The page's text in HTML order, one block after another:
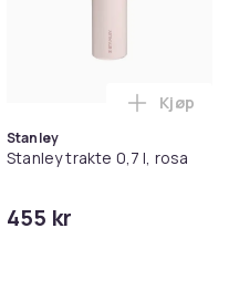
yoga og
QC 2 AE 2, AE 2i, AE 2w,
AG10 / LR1130 / LR54 / 189
Stanley
Stanley trakte 0,7 l, rosa
455 kr
Legg
Kjøp